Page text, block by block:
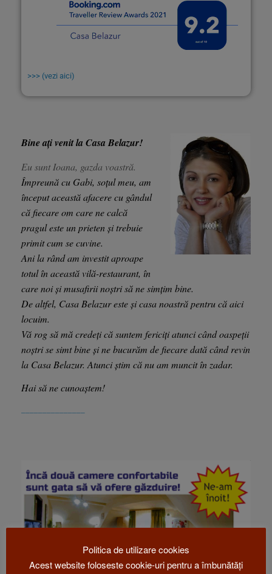
>>> (vezi aici)
Bine ați venit la Casa Belazur!
Eu sunt Ioana, gazda voastră.
Împreună cu Gabi, soțul meu, am
început această afacere cu gândul
că fiecare om care ne calcă
pragul este un prieten și trebuie
primit cum se cuvine.
Ani la rând am investit aproape
totul în această vilă-restaurant, în
care noi și musafirii noștri să ne simțim bine.
De altfel, Casa Belazur este și casa noastră pentru că aici
locuim.
Vă rog să mă credeți că suntem fericiți atunci când oaspeții
noștri se simt bine și ne bucurăm de fiecare dată când revin
la Casa Belazur. Atunci știm că nu am muncit în zadar.
Hai să ne cunoaștem!
Politica de utilizare cookies
Acest website foloseste cookie-uri pentru a îmbunătăți